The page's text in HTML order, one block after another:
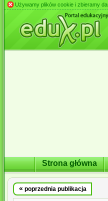
Używamy plików cookie i zbieramy
Strona główna
« poprzednia publikacja